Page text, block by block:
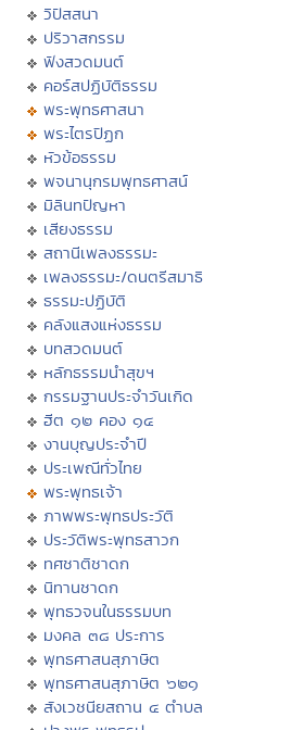
วิปัสสนา
ปริวาสกรรม
ฟังสวดมนต์
คอร์สปฏิบัติธรรม
พระพุทธศาสนา
พระไตรปิฏก
หัวข้อธรรม
พจนานุกรมพุทธศาสน์
มิลินทปัญหา
เสียงธรรม
สถานีเพลงธรรมะ
เพลงธรรมะ/ดนตรีสมาธิ
ธรรมะปฏิบัติ
คลังแสงแห่งธรรม
บทสวดมนต์
หลักธรรมนำสุขฯ
กรรมฐานประจำวันเกิด
ฮีต ๑๒ คอง ๑๔
งานบุญประจำปี
ประเพณีทั่วไทย
พระพุทธเจ้า
ภาพพระพุทธประวัติ
ประวัติพระพุทธสาวก
ทศชาติชาดก
นิทานชาดก
พุทธวจนในธรรมบท
มงคล ๓๘ ประการ
พุทธศาสนสุภาษิต
พุทธศาสนสุภาษิต ๖๒๑
สังเวชนียสถาน ๔ ตำบล